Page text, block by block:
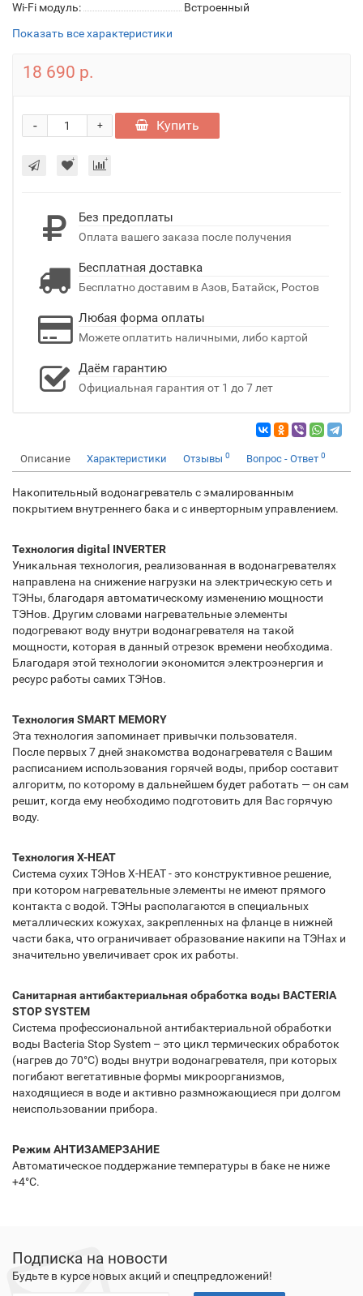
Wi-Fi модуль:
Встроенный
Показать все характеристики
18 690 р.
+
- Купить
Без предоплаты
Оплата вашего заказа после получения
Бесплатная доставка
Бесплатно доставим в Азов, Батайск, Ростов
Любая форма оплаты
Можете оплатить наличными, либо картой
Даём гарантию
Официальная гарантия от 1 до 7 лет
Описание Характеристики Отзывы 0 Вопрос - Ответ 0
Накопительный водонагреватель с эмалированным
покрытием внутреннего бака и с инверторным управлением.
Технология digital INVERTER
Уникальная технология, реализованная в водонагревателях
направлена на снижение нагрузки на электрическую сеть и
ТЭНы, благодаря автоматическому изменению мощности
ТЭНов. Другим словами нагревательные элементы
подогревают воду внутри водонагревателя на такой
мощности, которая в данный отрезок времени необходима.
Благодаря этой технологии экономится электроэнергия и
ресурс работы самих ТЭНов.
Технология SMART MEMORY
Эта технология запоминает привычки пользователя.
После первых 7 дней знакомства водонагревателя с Вашим
расписанием использования горячей воды, прибор составит
алгоритм, по которому в дальнейшем будет работать — он сам
решит, когда ему необходимо подготовить для Вас горячую
воду.
Технология X-HEAT
Система сухих ТЭНов X-HEAT - это конструктивное решение,
при котором нагревательные элементы не имеют прямого
контакта с водой. ТЭНы располагаются в специальных
металлических кожухах, закрепленных на фланце в нижней
части бака, что ограничивает образование накипи на ТЭНах и
значительно увеличивает срок их работы.
Санитарная антибактериальная обработка воды BACTERIA
STOP SYSTEM
Система профессиональной антибактериальной обработки
воды Bacteria Stop System – это цикл термических обработок
(нагрев до 70°С) воды внутри водонагревателя, при которых
погибают вегетативные формы микроорганизмов,
находящиеся в воде и активно размножающиеся при долгом
неиспользовании прибора.
Режим АНТИЗАМЕРЗАНИЕ
Автоматическое поддержание температуры в баке не ниже
+4°С.
Подписка на новости
Будьте в курсе новых акций и спецпредложений!